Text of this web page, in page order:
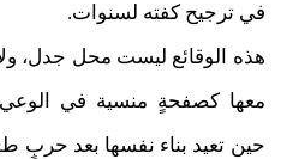
في ترجيح كفته لسنوات.
هذه الوقائع ليست محل جدل،
معها كصفحةٍ منسية في الوعي
حين تعيد بناء نفسها بعد حربٍ